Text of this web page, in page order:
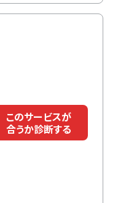
このサービスが
合うか診断する